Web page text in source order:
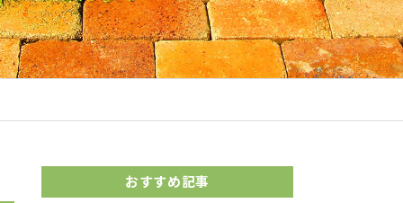
おすすめ記事